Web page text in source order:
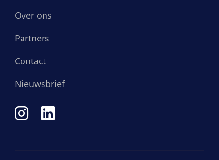
Over ons
Partners
Contact
Nieuwsbrief